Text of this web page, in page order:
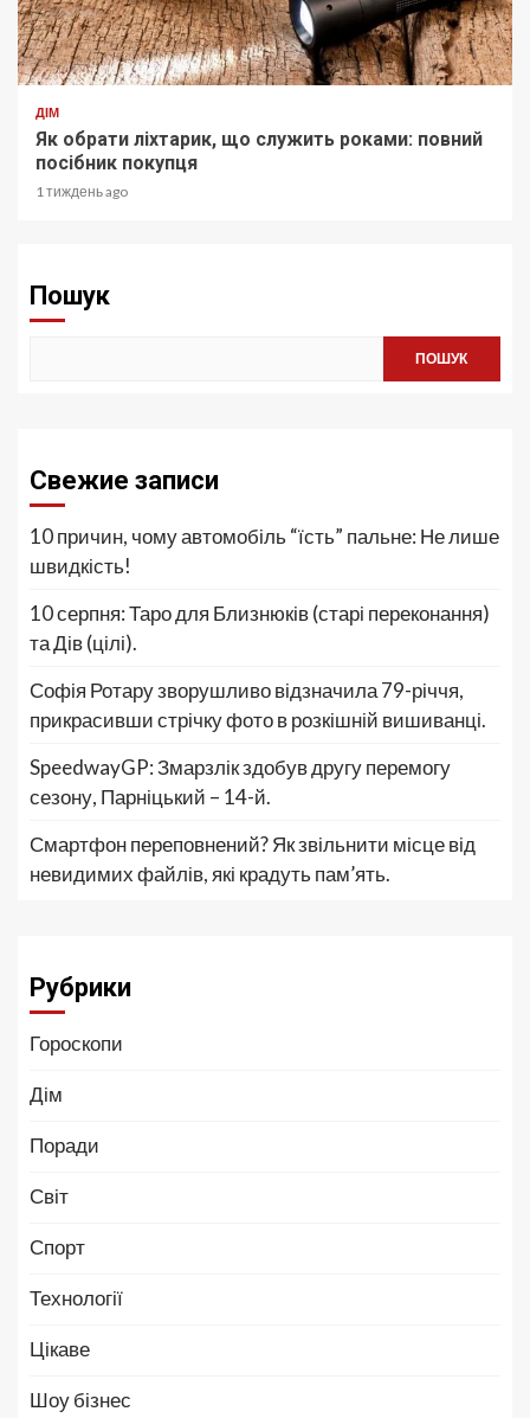
ДІМ
Як обрати ліхтарик, що служить роками: повний
посібник покупця
1 тиждень ago
Пошук
ПОШУК
Свежие записи
10 причин, чому автомобіль “їсть” пальне: Не лише
швидкість!
10 серпня: Таро для Близнюків (старі переконання)
та Дів (цілі).
Софія Ротару зворушливо відзначила 79-річчя,
прикрасивши стрічку фото в розкішній вишиванці.
SpeedwayGP: Змарзлік здобув другу перемогу
сезону, Парніцький – 14-й.
Смартфон переповнений? Як звільнити місце від
невидимих файлів, які крадуть пам’ять.
Рубрики
Гороскопи
Дім
Поради
Світ
Спорт
Технології
Цікаве
Шоу бізнес